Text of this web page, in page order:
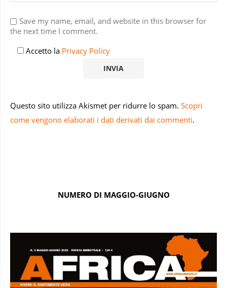
the next time I comment.
come vengono elaborati i dati derivati dai commenti.